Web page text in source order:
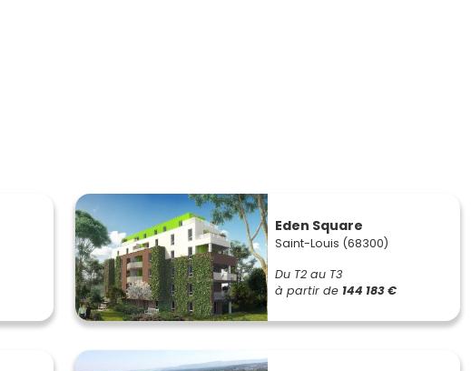
Eden Square
Saint-Louis (68300)
Du T2 au T3
à partir de 144 183 €